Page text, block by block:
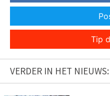
Tip
VERDER IN HET NIEUWS: